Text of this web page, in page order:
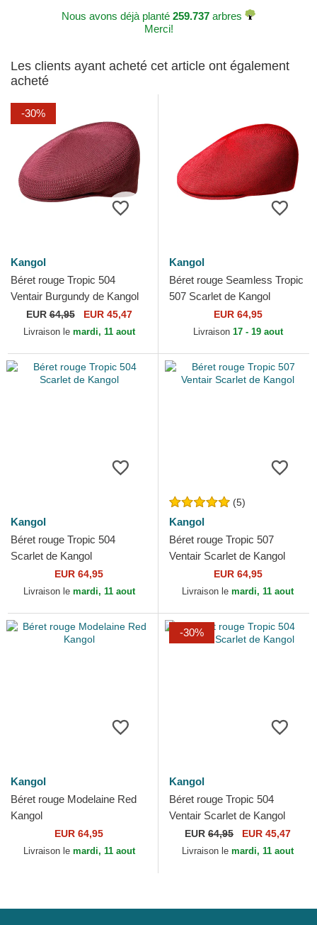
Nous avons déjà planté 259.737 arbres
Merci!
Les clients ayant acheté cet article ont également
acheté
-30%
Kangol
Béret rouge Tropic 504
Ventair Burgundy de Kangol
EUR64,95 EUR 45,47
Livraison le mardi, 11 aout
Kangol
Béret rouge Seamless Tropic
507 Scarlet de Kangol
EUR 64,95
Livraison 17 - 19 aout
Kangol
Béret rouge Tropic 504
Scarlet de Kangol
EUR 64,95
Livraison le mardi, 11 aout
(5)
Kangol
Béret rouge Tropic 507
Ventair Scarlet de Kangol
EUR 64,95
Livraison le mardi, 11 aout
Kangol
Béret rouge Modelaine Red
Kangol
EUR 64,95
Livraison le mardi, 11 aout
-30%
Kangol
Béret rouge Tropic 504
Ventair Scarlet de Kangol
EUR 64,95 EUR 45,47
Livraison le mardi, 11 aout